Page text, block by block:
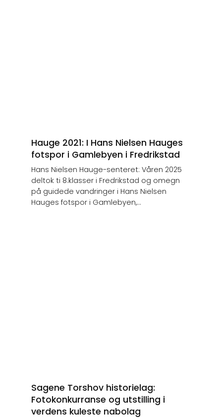
Hauge 2021: I Hans Nielsen Hauges
fotspor i Gamlebyen i Fredrikstad
Hans Nielsen Hauge-senteret: Våren 2025
deltok ti 8.klasser i Fredrikstad og omegn
på guidede vandringer i Hans Nielsen
Hauges fotspor i Gamlebyen,...
Sagene Torshov historielag:
Fotokonkurranse og utstilling i
verdens kuleste nabolag